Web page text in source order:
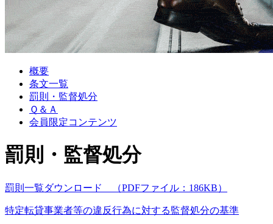
概要
条文一覧
罰則・監督処分
Ｑ＆Ａ
会員限定コンテンツ
罰則・監督処分
罰則一覧ダウンロード （PDFファイル：186KB）
特定転貸事業者等の違反行為に対する監督処分の基準